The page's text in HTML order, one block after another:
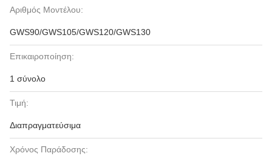
Αριθμός Μοντέλου:
GWS90/GWS105/GWS120/GWS130
Επικαιροποίηση:
1 σύνολο
Τιμή:
Διαπραγματεύσιμα
Χρόνος Παράδοσης: